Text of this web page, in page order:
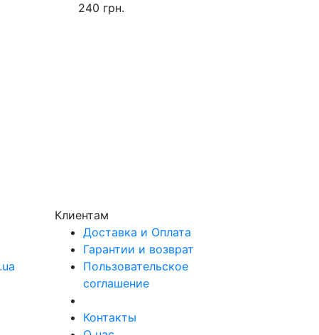
240 грн.
Клиентам
Доставка и Оплата
Гарантии и возврат
Пользовательское
соглашение
Контакты